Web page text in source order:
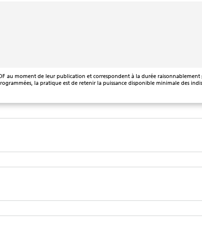
moment de leur publication et correspondent à la durée raisonnablement
la pratique est de retenir la puissance disponible minimale des